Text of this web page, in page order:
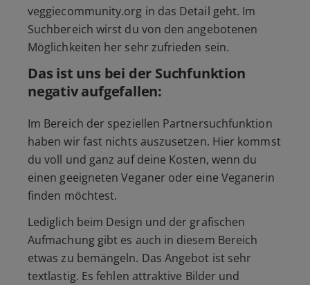
veggiecommunity.org in das Detail geht. Im
Suchbereich wirst du von den angebotenen
Möglichkeiten her sehr zufrieden sein.
Das ist uns bei der Suchfunktion
negativ aufgefallen:
Im Bereich der speziellen Partnersuchfunktion
haben wir fast nichts auszusetzen. Hier kommst
du voll und ganz auf deine Kosten, wenn du
einen geeigneten Veganer oder eine Veganerin
finden möchtest.
Lediglich beim Design und der grafischen
Aufmachung gibt es auch in diesem Bereich
etwas zu bemängeln. Das Angebot ist sehr
textlastig. Es fehlen attraktive Bilder und